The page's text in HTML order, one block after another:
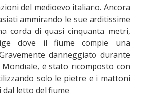
del medioevo italiano. Ancora
ammirando le sue arditissime
corda di quasi cinquanta metri,
dove il fiume compie una
danneggiato durante
Mondiale, è stato ricomposto con
solo le pietre e i mattoni
letto del fiume